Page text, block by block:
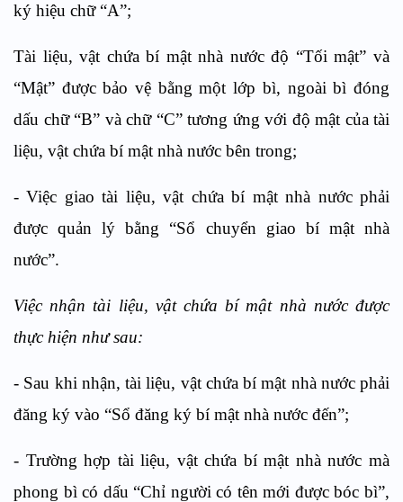
ký hiệu chữ “A”;
Tài liệu, vật chứa bí mật nhà nước độ “Tối mật” và
“Mật” được bảo vệ bằng một lớp bì, ngoài bì đóng
dấu chữ “B” và chữ “C” tương ứng với độ mật của tài
liệu, vật chứa bí mật nhà nước bên trong;
- Việc giao tài liệu, vật chứa bí mật nhà nước phải
được quản lý bằng “Sổ chuyển giao bí mật nhà
nước”.
Việc nhận tài liệu, vật chứa bí mật nhà nước được
thực hiện như sau:
- Sau khi nhận, tài liệu, vật chứa bí mật nhà nước phải
đăng ký vào “Sổ đăng ký bí mật nhà nước đến”;
- Trường hợp tài liệu, vật chứa bí mật nhà nước mà
phong bì có dấu “Chỉ người có tên mới được bóc bì”,